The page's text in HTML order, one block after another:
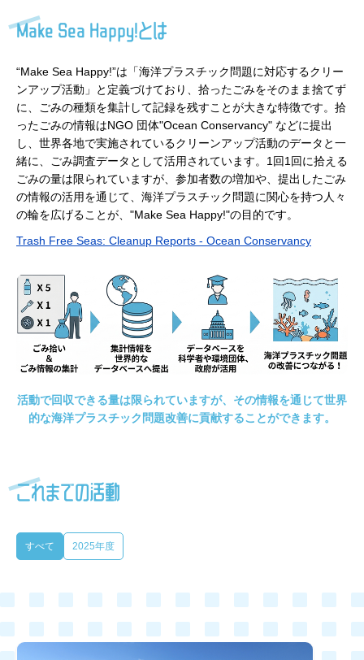
Make Sea Happy!とは
“Make Sea Happy!”は「海洋プラスチック問題に対応するクリー
ンアップ活動」と定義づけており、拾ったごみをそのまま捨てず
に、ごみの種類を集計して記録を残すことが大きな特徴です。拾
ったごみの情報はNGO 団体"Ocean Conservancy" などに提出
し、世界各地で実施されているクリーンアップ活動のデータと一
緒に、ごみ調査データとして活用されています。1回1回に拾える
ごみの量は限られていますが、参加者数の増加や、提出したごみ
の情報の活用を通じて、海洋プラスチック問題に関心を持つ人々
の輪を広げることが、"Make Sea Happy!"の目的です。
Trash Free Seas: Cleanup Reports - Ocean Conservancy
活動で回収できる量は限られていますが、その情報を通じて世界
的な海洋プラスチック問題改善に貢献することができます。
これまでの活動
すべて 2025年度